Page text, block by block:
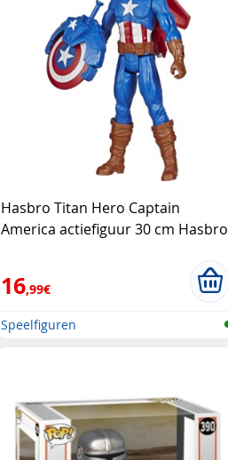
Hasbro Titan Hero Captain
America actiefiguur 30 cm Hasbro
16,99€
Speelfiguren